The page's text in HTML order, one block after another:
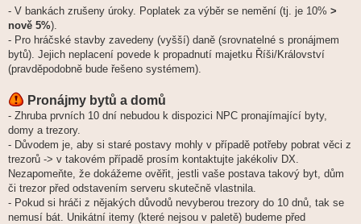
- V bankách zrušeny úroky. Poplatek za výběr se nemění (tj. je 10% >
nově 5%).
- Pro hráčské stavby zavedeny (vyšší) daně (srovnatelné s pronájmem
bytů). Jejich neplacení povede k propadnutí majetku Říši/Království
(pravděpodobně bude řešeno systémem).
Pronájmy bytů a domů
- Zhruba prvních 10 dní nebudou k dispozici NPC pronajímající byty,
domy a trezory.
- Důvodem je, aby si staré postavy mohly v případě potřeby pobrat věci z
trezorů -> v takovém případě prosím kontaktujte jakékoliv DX.
Nezapomeňte, že dokážeme ověřit, jestli vaše postava takový byt, dům
či trezor před odstavením serveru skutečně vlastnila.
- Pokud si hráči z nějakých důvodů nevyberou trezory do 10 dnů, tak se
nemusí bát. Unikátní itemy (které nejsou v paletě) budeme před